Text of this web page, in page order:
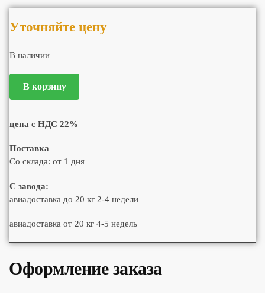
Уточняйте цену
В наличии
В корзину
цена с НДС 22%
Поставка
Со склада: от 1 дня
С завода:
авиадоставка до 20 кг 2-4 недели
авиадоставка от 20 кг 4-5 недель
Оформление заказа